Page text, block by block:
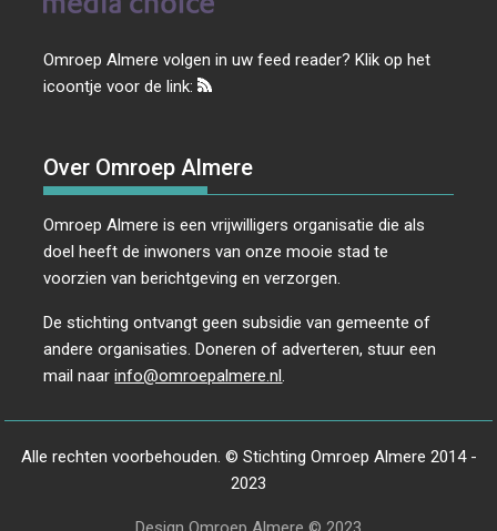
Omroep Almere volgen in uw feed reader? Klik op het
icoontje voor de link:
Over Omroep Almere
Omroep Almere is een vrijwilligers organisatie die als
doel heeft de inwoners van onze mooie stad te
voorzien van berichtgeving en verzorgen.
De stichting ontvangt geen subsidie van gemeente of
andere organisaties. Doneren of adverteren, stuur een
mail naarinfo@omroepalmere.nl.
Alle rechten voorbehouden. © Stichting Omroep Almere 2014 -
2023